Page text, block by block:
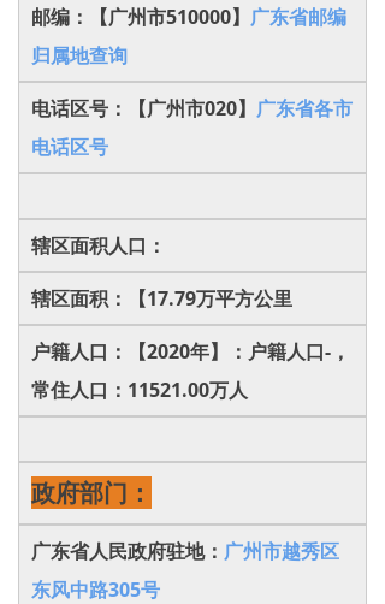
邮编：【广州市510000】 广东省邮编
归属地查询
电话区号：【广州市020】 广东省各市
电话区号
辖区面积人口：
辖区面积：【17.79万平方公里
户籍人口：【2020年】：户籍人口-，
常住人口：11521.00万人
政府部门：
广东省人民政府驻地： 广州市越秀区
东风中路305号